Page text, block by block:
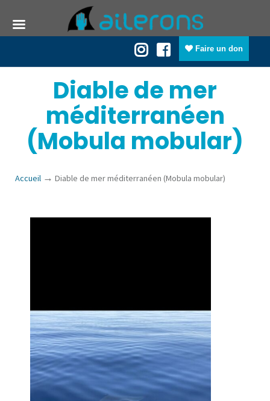
Faire un don
Diable de mer
méditerranéen
(Mobula mobular)
Accueil → Diable de mer méditerranéen (Mobula mobular)